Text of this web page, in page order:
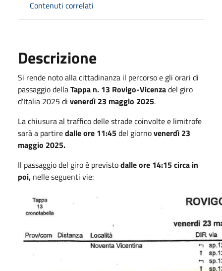
Contenuti correlati
Descrizione
Si rende noto alla cittadinanza il percorso e gli orari di
passaggio dellaTappa n. 13 Rovigo-Vicenzadel giro
d'Italia 2025 di venerdì 23 maggio 2025.
La chiusura al traffico delle strade coinvolte e limitrofe
sarà a partiredalle ore 11:45del giornovenerdì 23
maggio 2025.
Il passaggio del giro è previstodalle ore 14:15 circa in
poi, nelle seguenti vie: